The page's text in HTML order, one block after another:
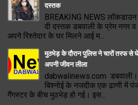
दस्तक
BREAKING NEWS लॉकडाउन
दी दस्तक डबवाली के प्रेम नगर
अपने रिश्तेदार के घर मिलने आई म...
मुठभेड़ के दौरान पुलिस ने चारों तरफ से
अपनी जीवन लीला
dabwalinews.com डबवाली।
बिश्नोई के नजदीक एक ढाणी में
गैंगस्टर के बीच मुठभेड़ हो गई। इस...